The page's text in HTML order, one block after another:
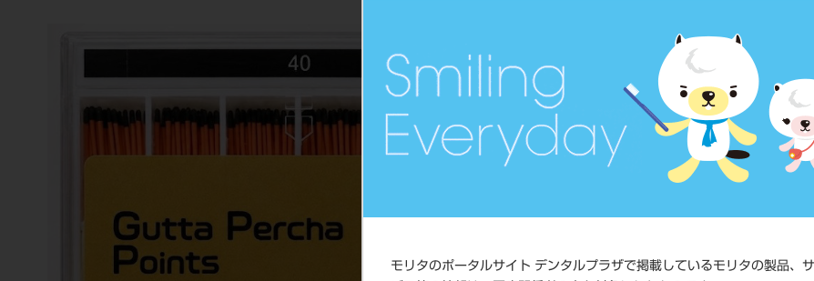
モリタのポータルサイト デンタルプラザで掲載しているモリタの製品、
モリタガッタパーチャ
Gutta Percha Points
ガッタパーチャポイント
品目コード
標準価格
ネット